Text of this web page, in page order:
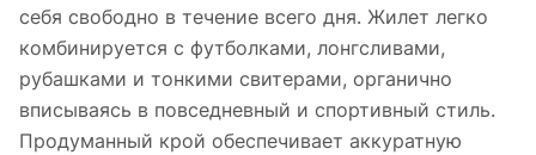
себя свободно в течение всего дня. Жилет легко
комбинируется с футболками, лонгсливами,
рубашками и тонкими свитерами, органично
вписываясь в повседневный и спортивный стиль.
Продуманный крой обеспечивает аккуратную